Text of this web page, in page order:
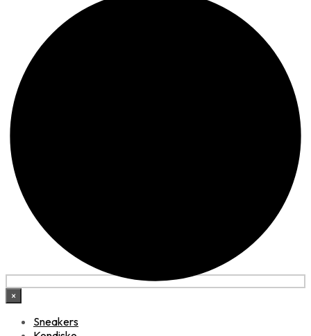
×
Sneakers